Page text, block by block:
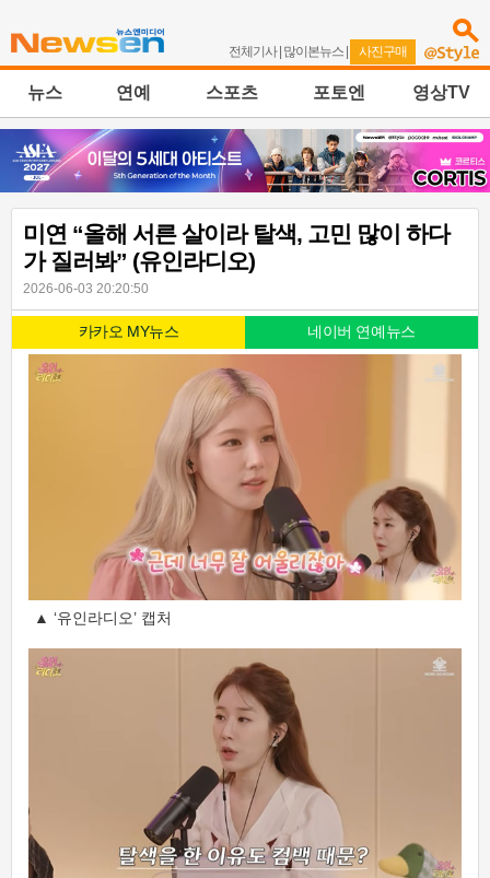
전체기사| 많이본뉴스 | 사진구매
뉴스 연예 스포츠 포토엔 영상TV
미연 “올해 서른 살이라 탈색, 고민 많이 하다
가 질러봐” (유인라디오)
2026-06-03 20:20:50
카카오 MY뉴스 네이버 연예뉴스
▲ ‘유인라디오’ 캡처